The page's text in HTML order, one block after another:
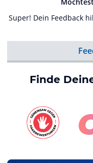
Super! Dein Feedback
Finde